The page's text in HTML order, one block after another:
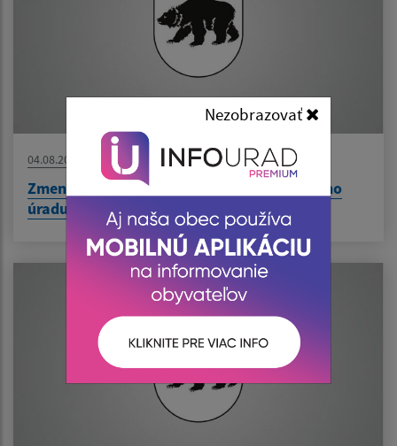
Nezobrazovať
04.08.2026
Zmena času počas stránkových dní Obecného
úradu v dňoch od 10.8. do 14.8.2026